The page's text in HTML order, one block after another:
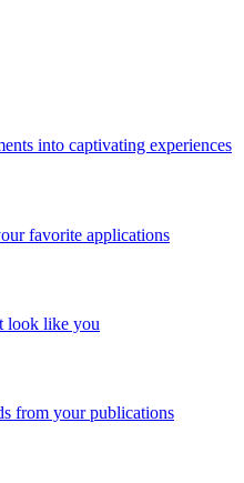
into captivating experiences
favorite applications
look like you
from your publications